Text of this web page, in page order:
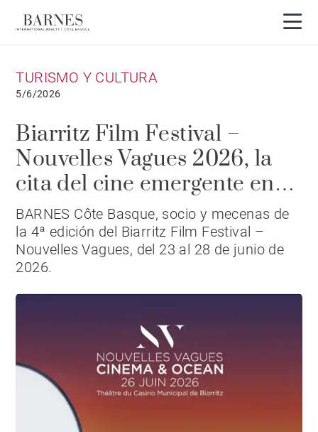
TURISMO Y CULTURA
5/6/2026
Biarritz Film Festival –
Nouvelles Vagues 2026, la
cita del cine emergente en
Biarritz
BARNES Côte Basque, socio y mecenas de
la 4ª edición del Biarritz Film Festival –
Nouvelles Vagues, del 23 al 28 de junio de
2026.